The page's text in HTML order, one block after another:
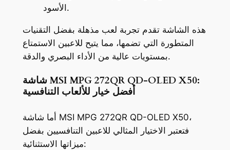
الأسود.
هذه الشاشة تقدم تجربة لعب مذهلة بفضل التقنيات
المتطورة التي تضمها، مما يتيح للاعبين الاستمتاع
بمستويات عالية من الأداء البصري والدقة.
شاشة MSI MPG 272QR QD-OLED X50:
أفضل خيار للألعاب التنافسية
أما شاشة MSI MPG 272QR QD-OLED X50،
فتعتبر الاختيار المثالي للاعبين التنافسيين بفضل
ميزاتها الاستثنائية: